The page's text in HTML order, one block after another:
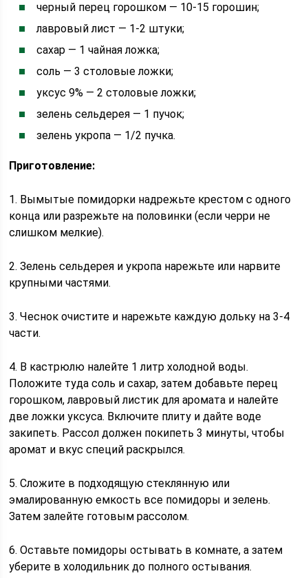
черный перец горошком — 10-15 горошин;
лавровый лист — 1-2 штуки;
сахар — 1 чайная ложка;
соль — 3 столовые ложки;
уксус 9% — 2 столовые ложки;
зелень сельдерея — 1 пучок;
зелень укропа — 1/2 пучка.
Приготовление:
1. Вымытые помидорки надрежьте крестом с одного
конца или разрежьте на половинки (если черри не
слишком мелкие).
2. Зелень сельдерея и укропа нарежьте или нарвите
крупными частями.
3. Чеснок очистите и нарежьте каждую дольку на 3-4
части.
4. В кастрюлю налейте 1 литр холодной воды.
Положите туда соль и сахар, затем добавьте перец
горошком, лавровый листик для аромата и налейте
две ложки уксуса. Включите плиту и дайте воде
закипеть. Рассол должен покипеть 3 минуты, чтобы
аромат и вкус специй раскрылся.
5. Сложите в подходящую стеклянную или
эмалированную емкость все помидоры и зелень.
Затем залейте готовым рассолом.
6. Оставьте помидоры остывать в комнате, а затем
уберите в холодильник до полного остывания.